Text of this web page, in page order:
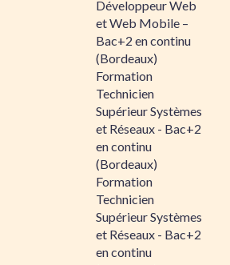
Développeur Web
et Web Mobile –
Bac+2 en continu
(Bordeaux)
Formation
Technicien
Supérieur Systèmes
et Réseaux - Bac+2
en continu
(Bordeaux)
Formation
Technicien
Supérieur Systèmes
et Réseaux - Bac+2
en continu